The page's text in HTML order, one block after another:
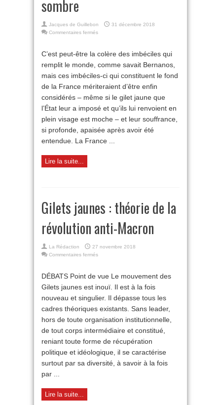
sombre
Jacques de Guillebon
31 décembre 2018
Commentaires fermés
pour
temps
C’est peut-être la colère des imbéciles qui
remplit le monde, comme savait Bernanos,
mais ces imbéciles-ci qui constituent le fond
de la France mériteraient d’être enfin
considérés – même si le gilet jaune que
l’État leur a imposé et qu’ils lui renvoient en
plein visage est moche – et leur souffrance,
si profonde, apaisée après avoir été
entendue. La France ...
Lire la suite...
Gilets jaunes : théorie de la
révolution anti-Macron
La Rédaction
27 novembre 2018
Commentaires fermés
:
théorie
la
révolution
anti-
DÉBATS Point de vue Le mouvement des
Gilets jaunes est inouï. Il est à la fois
nouveau et singulier. Il dépasse tous les
cadres théoriques existants. Sans leader,
hors de toute organisation institutionnelle,
de tout corps intermédiaire et constitué,
reniant toute forme de récupération
politique et idéologique, il se caractérise
surtout par sa diversité, à savoir à la fois
par ...
Lire la suite...